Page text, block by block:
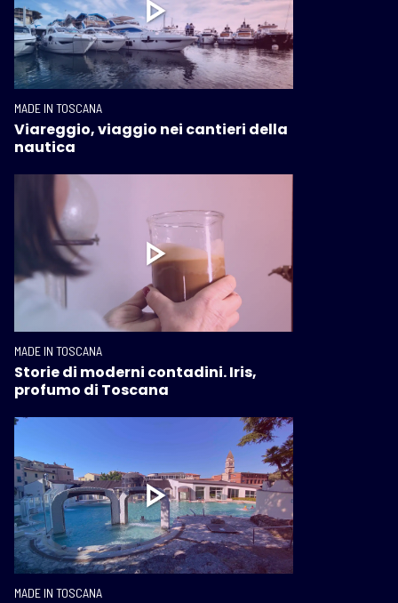
MADE IN TOSCANA
Viareggio, viaggio nei cantieri della
nautica
MADE IN TOSCANA
Storie di moderni contadini. Iris,
profumo di Toscana
MADE IN TOSCANA